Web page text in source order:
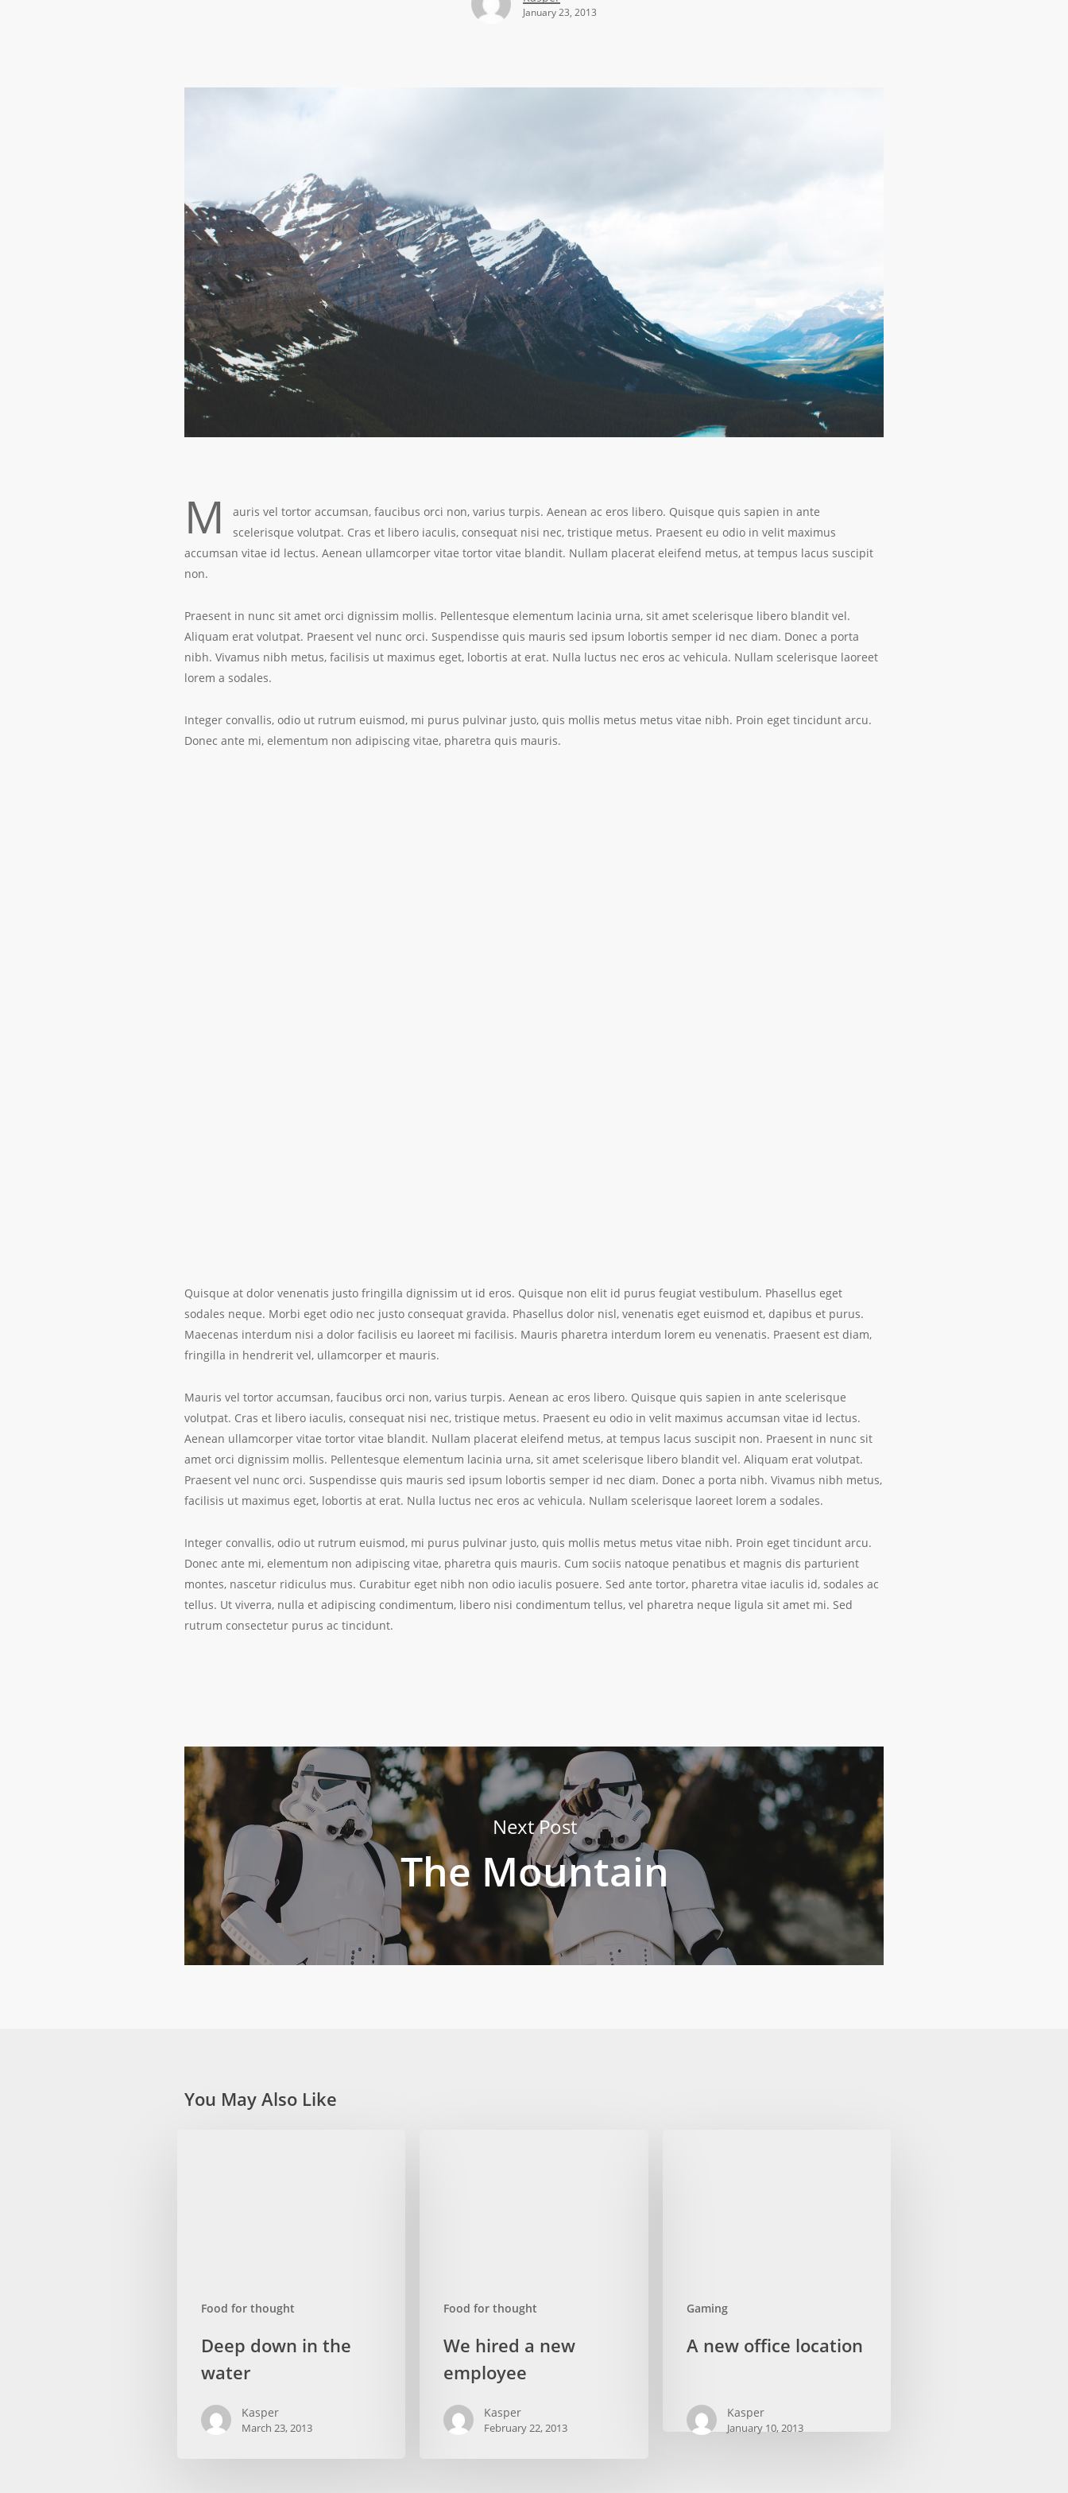
January 23, 2013
M
auris vel tortor accumsan, faucibus orci non, varius turpis. Aenean ac eros libero. Quisque quis sapien in ante
scelerisque volutpat. Cras et libero iaculis, consequat nisi nec, tristique metus. Praesent eu odio in velit maximus
accumsan vitae id lectus. Aenean ullamcorper vitae tortor vitae blandit. Nullam placerat eleifend metus, at tempus lacus suscipit
non.
Praesent in nunc sit amet orci dignissim mollis. Pellentesque elementum lacinia urna, sit amet scelerisque libero blandit vel.
Aliquam erat volutpat. Praesent vel nunc orci. Suspendisse quis mauris sed ipsum lobortis semper id nec diam. Donec a porta
nibh. Vivamus nibh metus, facilisis ut maximus eget, lobortis at erat. Nulla luctus nec eros ac vehicula. Nullam scelerisque laoreet
lorem a sodales.
Integer convallis, odio ut rutrum euismod, mi purus pulvinar justo, quis mollis metus metus vitae nibh. Proin eget tincidunt arcu.
Donec ante mi, elementum non adipiscing vitae, pharetra quis mauris.
Quisque at dolor venenatis justo fringilla dignissim ut id eros. Quisque non elit id purus feugiat vestibulum. Phasellus eget
sodales neque. Morbi eget odio nec justo consequat gravida. Phasellus dolor nisl, venenatis eget euismod et, dapibus et purus.
Maecenas interdum nisi a dolor facilisis eu laoreet mi facilisis. Mauris pharetra interdum lorem eu venenatis. Praesent est diam,
fringilla in hendrerit vel, ullamcorper et mauris.
Mauris vel tortor accumsan, faucibus orci non, varius turpis. Aenean ac eros libero. Quisque quis sapien in ante scelerisque
volutpat. Cras et libero iaculis, consequat nisi nec, tristique metus. Praesent eu odio in velit maximus accumsan vitae id lectus.
Aenean ullamcorper vitae tortor vitae blandit. Nullam placerat eleifend metus, at tempus lacus suscipit non. Praesent in nunc sit
amet orci dignissim mollis. Pellentesque elementum lacinia urna, sit amet scelerisque libero blandit vel. Aliquam erat volutpat.
Praesent vel nunc orci. Suspendisse quis mauris sed ipsum lobortis semper id nec diam. Donec a porta nibh. Vivamus nibh metus,
facilisis ut maximus eget, lobortis at erat. Nulla luctus nec eros ac vehicula. Nullam scelerisque laoreet lorem a sodales.
Integer convallis, odio ut rutrum euismod, mi purus pulvinar justo, quis mollis metus metus vitae nibh. Proin eget tincidunt arcu.
Donec ante mi, elementum non adipiscing vitae, pharetra quis mauris. Cum sociis natoque penatibus et magnis dis parturient
montes, nascetur ridiculus mus. Curabitur eget nibh non odio iaculis posuere. Sed ante tortor, pharetra vitae iaculis id, sodales ac
tellus. Ut viverra, nulla et adipiscing condimentum, libero nisi condimentum tellus, vel pharetra neque ligula sit amet mi. Sed
rutrum consectetur purus ac tincidunt.
Next Post
The Mountain
You May Also Like
Food for thought
down
water
Deep down in the
water
Kasper
March 23, 2013
Food for thought
hired
employee
We hired a new
employee
Kasper
February 22, 2013
Gaming
A new office location
Kasper
January 10, 2013